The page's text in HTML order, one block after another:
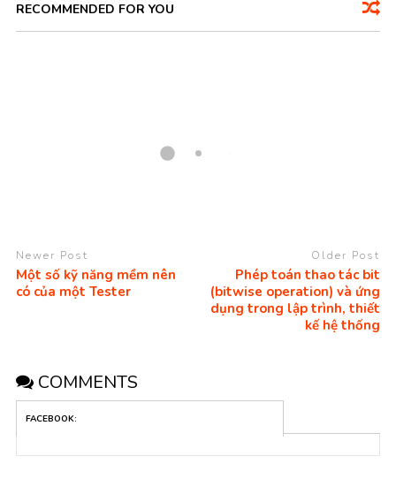
RECOMMENDED FOR YOU
Newer Post
Một số kỹ năng mềm nên
có của một Tester
Older Post
Phép toán thao tác bit
(bitwise operation) và ứng
dụng trong lập trình, thiết
kế hệ thống
COMMENTS
FACEBOOK: